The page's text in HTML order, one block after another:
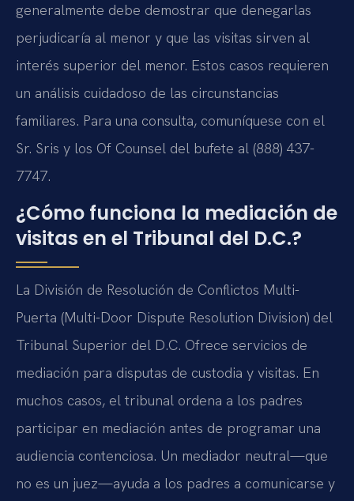
generalmente debe demostrar que denegarlas
perjudicaría al menor y que las visitas sirven al
interés superior del menor. Estos casos requieren
un análisis cuidadoso de las circunstancias
familiares. Para una consulta, comuníquese con el
Sr. Sris y los Of Counsel del bufete al (888) 437-
7747.
¿Cómo funciona la mediación de
visitas en el Tribunal del D.C.?
La División de Resolución de Conflictos Multi-
Puerta (Multi-Door Dispute Resolution Division) del
Tribunal Superior del D.C. Ofrece servicios de
mediación para disputas de custodia y visitas. En
muchos casos, el tribunal ordena a los padres
participar en mediación antes de programar una
audiencia contenciosa. Un mediador neutral—que
no es un juez—ayuda a los padres a comunicarse y